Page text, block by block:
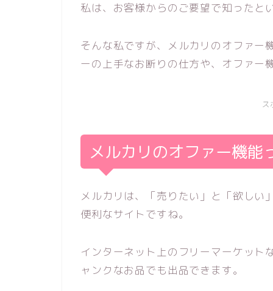
私は、お客様からのご要望で知ったと
そんな私ですが、メルカリのオファー
ーの上手なお断りの仕方や、オファー
ス
メルカリのオファー機能
メルカリは、「売りたい」と「欲しい
便利なサイトですね。
インターネット上のフリーマーケット
ャンクなお品でも出品できます。